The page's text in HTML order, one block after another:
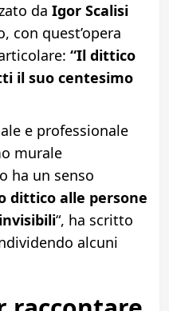
da Igor Scalisi
con quest’opera
“Il dittico
il suo centesimo
e professionale
murale
ha un senso
dittico alle persone
“, ha scritto
alcuni